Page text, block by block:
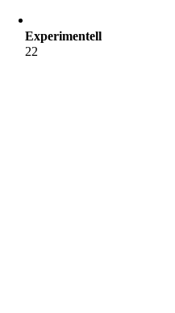
Experimentell
22